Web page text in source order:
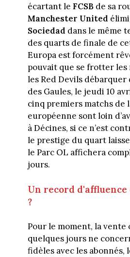
écartant le FCSBde sa
Manchester United
Sociedad dans le même
des quarts de finale de
Europa est forcément
pouvait que se frotter les
les Red Devils débarquer
des Gaules, le jeudi 10
cinq premiers matchs de
européenne sont loin
à Décines, si ce n’est
le prestige du quart
le Parc OL affichera
jours.
Un record d'affluence
?
Pour le moment, la vente
quelques jours ne
fidèles avec les abonnés,